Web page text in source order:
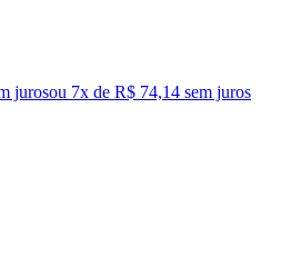
jurosou 7x de R$ 74,14 sem juros